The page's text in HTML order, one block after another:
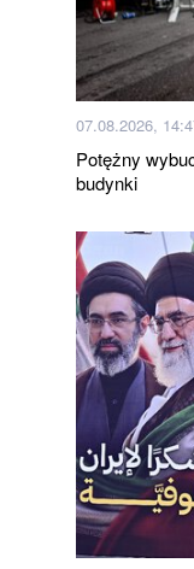
07.08.2026,
Potężny
budynki